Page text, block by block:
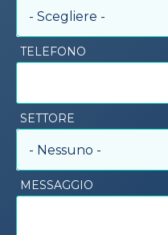
- Scegliere -
TELEFONO
SETTORE
- Nessuno -
MESSAGGIO